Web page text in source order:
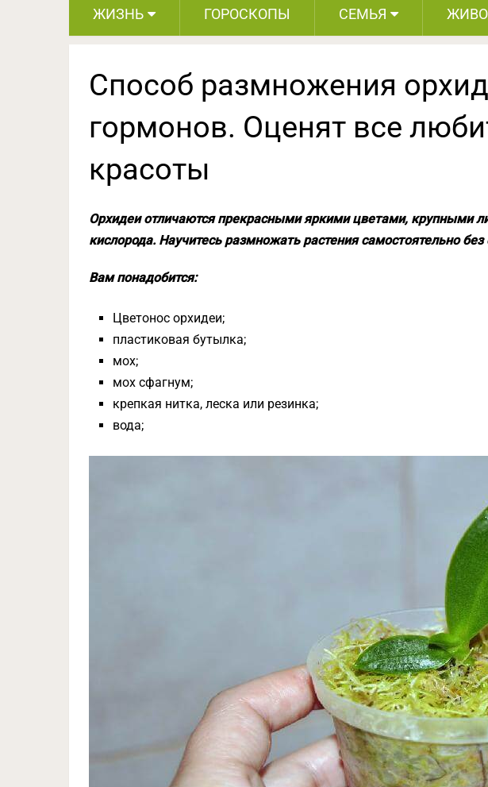
ЖИЗНЬ ГОРОСКОПЫ СЕМЬЯ
Способ размножения
гормонов. Оценят все
красоты
Орхидеи отличаются прекрасными яркими цветами, крупными
кислорода. Научитесь размножать растения самостоятельно
Вам понадобится:
Цветонос орхидеи;
пластиковая бутылка;
мох;
мох сфагнум;
крепкая нитка, леска или резинка;
вода;